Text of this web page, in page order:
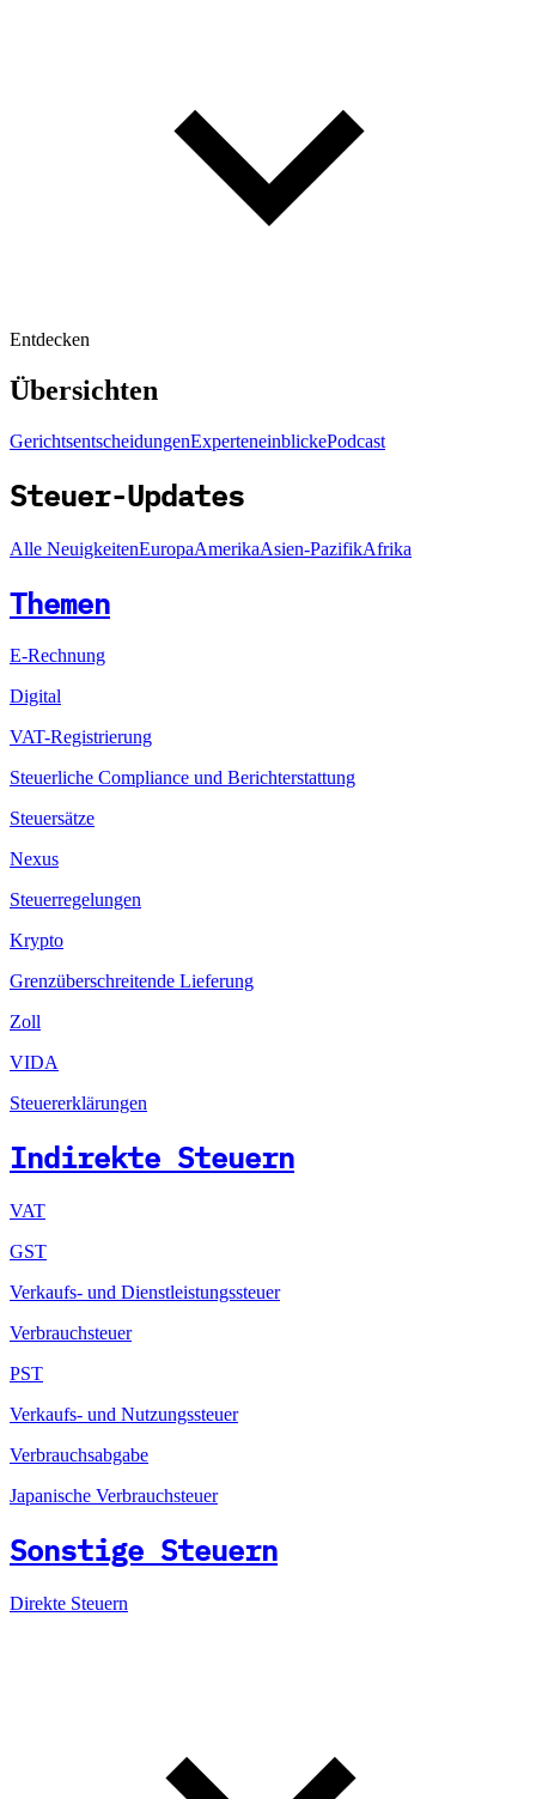
Entdecken
Übersichten
GerichtsentscheidungenExperteneinblickePodcast
Steuer-Updates
Alle NeuigkeitenEuropaAmerikaAsien-PazifikAfrika
Themen
E-Rechnung
Digital
VAT-Registrierung
Steuerliche Compliance und Berichterstattung
Steuersätze
Nexus
Steuerregelungen
Krypto
Grenzüberschreitende Lieferung
Zoll
VIDA
Steuererklärungen
Indirekte Steuern
VAT
GST
Verkaufs- und Dienstleistungssteuer
Verbrauchsteuer
PST
Verkaufs- und Nutzungssteuer
Verbrauchsabgabe
Japanische Verbrauchsteuer
Sonstige Steuern
Direkte Steuern